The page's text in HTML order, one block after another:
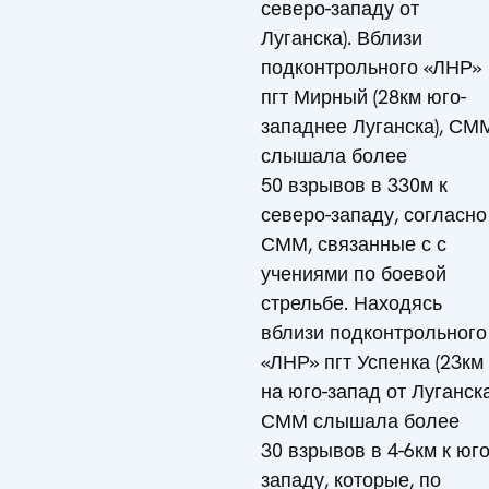
северо-западу от
Луганска). Вблизи
подконтрольного «ЛНР»
пгт Мирный (28км юго-
западнее Луганска),
слышала более
50 взрывов в 330м к
северо-западу, согласно
СММ, связанные с с
учениями по боевой
стрельбе. Находясь
вблизи подконтрольного
«ЛНР» пгт Успенка (23км
на юго-запад от
СММ слышала более
30 взрывов в 4-6км к
западу, которые, по